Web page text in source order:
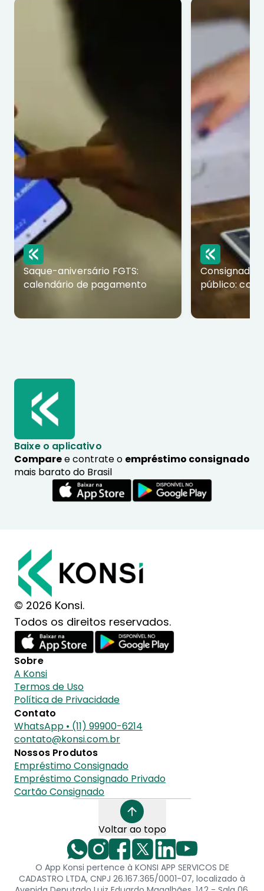
Saque-aniversário FGTS:
calendário de pagamento
Consignado
público:
Baixe o aplicativo
Comparee contrate o empréstimo consignado
mais barato do Brasil
© 2026 Konsi.
Todos os direitos reservados.
Sobre
A Konsi
Termos de Uso
Política de Privacidade
Contato
WhatsApp • (11) 99900-6214
contato@konsi.com.br
Nossos Produtos
Empréstimo Consignado
Empréstimo Consignado Privado
Cartão Consignado
Voltar ao topo
O App Konsi pertence à KONSI APP SERVICOS DE
CADASTRO LTDA, CNPJ 26.167.365/0001-07, localizado à